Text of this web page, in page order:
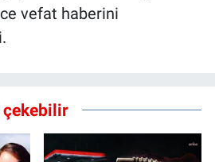
vefat haberini